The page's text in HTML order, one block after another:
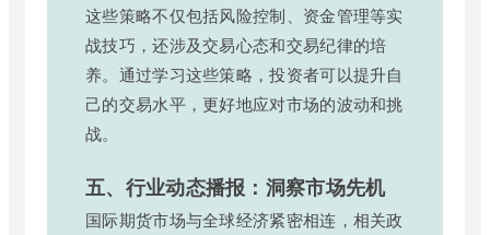
这些策略不仅包括风险控制、资金管理等实
战技巧，还涉及交易心态和交易纪律的培
养。通过学习这些策略，投资者可以提升自
己的交易水平，更好地应对市场的波动和挑
战。
五、行业动态播报：洞察市场先机
国际期货市场与全球经济紧密相连，相关政